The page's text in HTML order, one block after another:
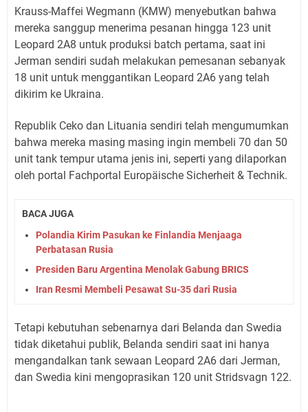
Krauss-Maffei Wegmann (KMW) menyebutkan bahwa
mereka sanggup menerima pesanan hingga 123 unit
Leopard 2A8 untuk produksi batch pertama, saat ini
Jerman sendiri sudah melakukan pemesanan sebanyak
18 unit untuk menggantikan Leopard 2A6 yang telah
dikirim ke Ukraina.
Republik Ceko dan Lituania sendiri telah mengumumkan
bahwa mereka masing masing ingin membeli 70 dan 50
unit tank tempur utama jenis ini, seperti yang dilaporkan
oleh portal Fachportal Europäische Sicherheit & Technik.
BACA JUGA
Polandia Kirim Pasukan ke Finlandia Menjaaga
Perbatasan Rusia
Presiden Baru Argentina Menolak Gabung BRICS
Iran Resmi Membeli Pesawat Su-35 dari Rusia
Tetapi kebutuhan sebenarnya dari Belanda dan Swedia
tidak diketahui publik, Belanda sendiri saat ini hanya
mengandalkan tank sewaan Leopard 2A6 dari Jerman,
dan Swedia kini mengoprasikan 120 unit Stridsvagn 122.